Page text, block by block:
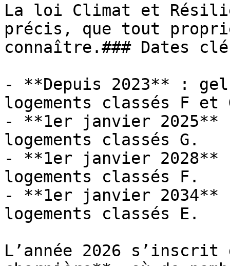
La loi Climat et
précis, que tout
connaître.### Dates
- **Depuis 2023** :
logements classés F et
- **1er janvier
logements classés G.
- **1er janvier
logements classés F.
- **1er janvier
logements classés E.
L’année 2026 s’inscrit